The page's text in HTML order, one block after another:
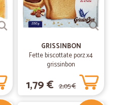
GRISSINBON
Fette biscottate porz.x4
grissinbon
1,79 € 2,05 €